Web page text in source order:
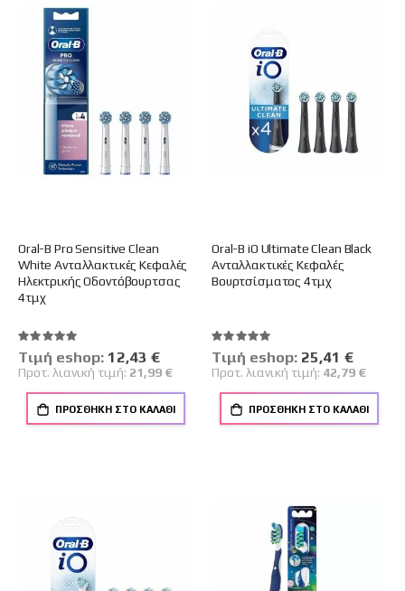
Oral-B Pro Sensitive Clean
White Ανταλλακτικές Κεφαλές
Ηλεκτρικής Οδοντόβουρτσας
4τμχ
Βαθμολογία:
100%
Tιμή eshop: Ειδική
Τιμή
12,43 €
Προτ. λιανική τιμή: 21,99 €
ΠΡΟΣΘΉΚΗ ΣΤΟ ΚΑΛΆΘΙ
Oral-B iO Ultimate Clean Black
Ανταλλακτικές Κεφαλές
Boυρτσίσματος 4τμχ
Βαθμολογία:
100%
Tιμή eshop: Ειδική
Τιμή
25,41 €
Προτ. λιανική τιμή: 42,79 €
ΠΡΟΣΘΉΚΗ ΣΤΟ ΚΑΛΆΘΙ